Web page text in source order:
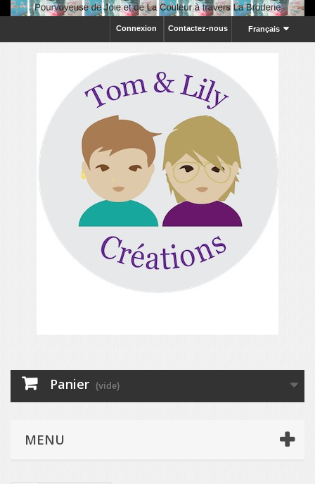
Français
Contactez-nous
Connexion
Panier (vide)
MENU